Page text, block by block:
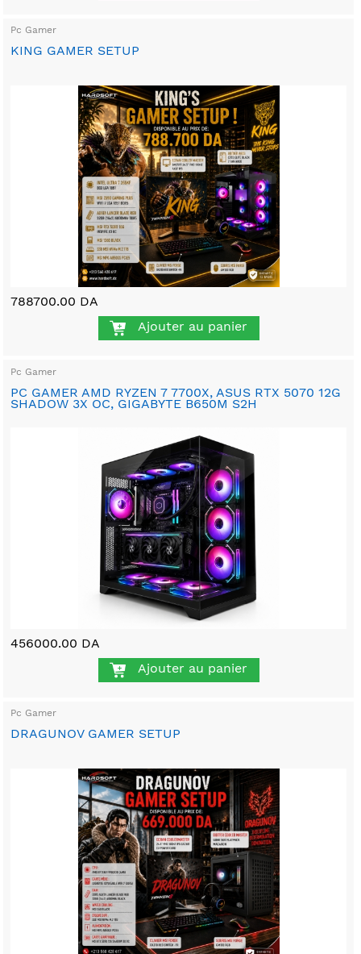
Pc Gamer
KING GAMER SETUP
788700.00 DA
Ajouter au panier
Pc Gamer
PC GAMER AMD RYZEN 7 7700X, ASUS RTX 5070 12G
SHADOW 3X OC, GIGABYTE B650M S2H
456000.00 DA
Ajouter au panier
Pc Gamer
DRAGUNOV GAMER SETUP